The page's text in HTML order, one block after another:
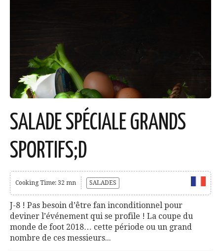
SALADE SPÉCIALE GRANDS
SPORTIFS;D
Cooking Time: 32 mn SALADES
J-8 ! Pas besoin d’être fan inconditionnel pour
deviner l’événement qui se profile ! La coupe du
monde de foot 2018… cette période ou un grand
nombre de ces messieurs...